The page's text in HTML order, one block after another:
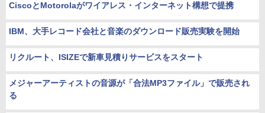
CiscoとMotorolaがワイアレス・インターネット構想で提携
IBM、大手レコード会社と音楽のダウンロード販売実験を開始
リクルート、ISIZEで新車見積りサービスをスタート
メジャーアーティストの音源が「合法MP3ファイル」で販売され
る